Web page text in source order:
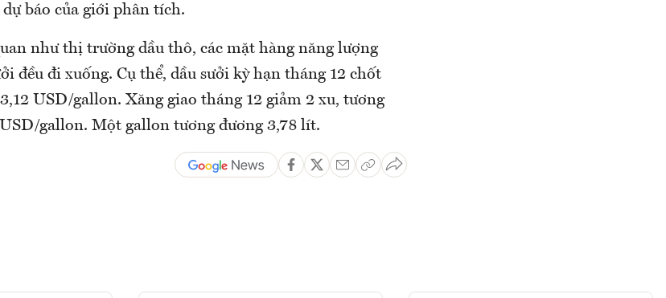
báo của giới phân tích.
như thị trường dầu thô, các mặt hàng năng lượng
đều đi xuống. Cụ thể, dầu sưởi kỳ hạn tháng 12 chốt
USD/gallon. Xăng giao tháng 12 giảm 2 xu, tương
gallon. Một gallon tương đương 3,78 lít.